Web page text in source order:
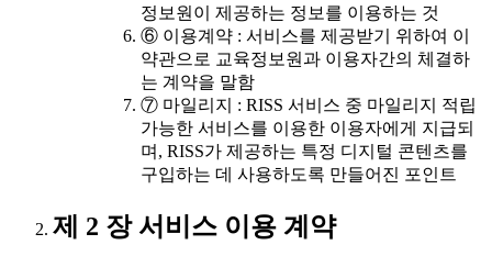
정보원이 제공하는 정보를 이용하는 것
⑥ 이용계약 : 서비스를 제공받기 위하여 이
약관으로 교육정보원과 이용자간의 체결하
는 계약을 말함
⑦ 마일리지 : RISS 서비스 중 마일리지 적립
가능한 서비스를 이용한 이용자에게 지급되
며, RISS가 제공하는 특정 디지털 콘텐츠를
구입하는 데 사용하도록 만들어진 포인트
제 2 장 서비스 이용 계약